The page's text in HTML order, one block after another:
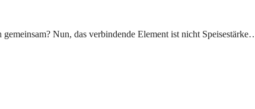
Nun, das verbindende Element ist nicht